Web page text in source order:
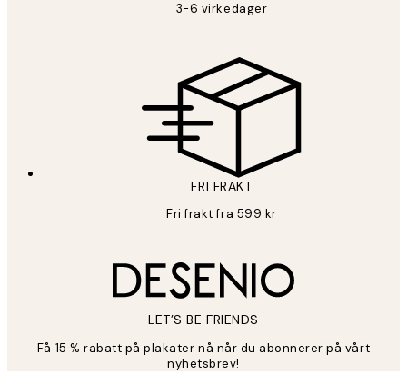
3-6 virkedager
FRI FRAKT
Fri frakt fra 599 kr
LET’S BE FRIENDS
Få 15 % rabatt på plakater nå når du abonnerer på vårt
nyhetsbrev!